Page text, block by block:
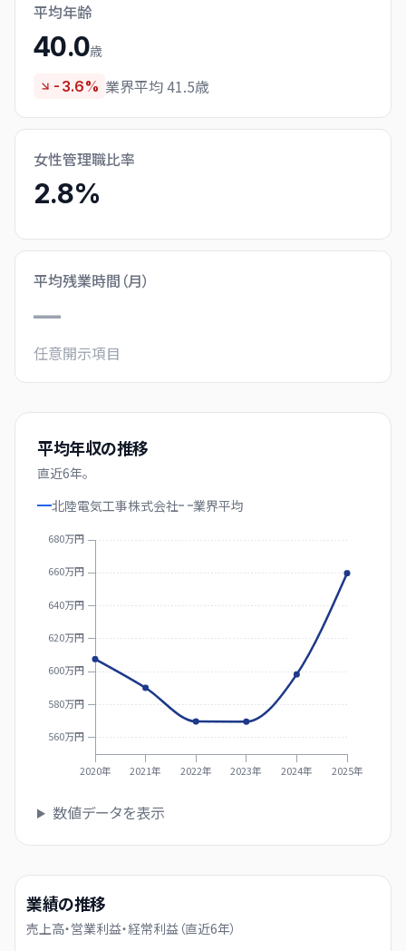
平均年齢
40.0歳
-3.6% 業界平均 41.5歳
女性管理職比率
2.8%
平均残業時間（月）
—
任意開示項目
平均年収の推移
直近6年。
北陸電気工事株式会社
業界平均
560万円
580万円
600万円
620万円
640万円
660万円
680万円
2020年 2021年 2022年 2023年 2024年 2025年
数値データを表示
業績の推移
売上高・営業利益・経常利益（直近6年）